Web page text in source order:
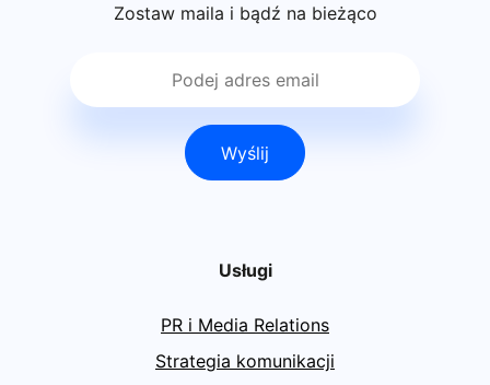
Zostaw maila i bądź na bieżąco
Wyślij
Usługi
PR i Media Relations
Strategia komunikacji